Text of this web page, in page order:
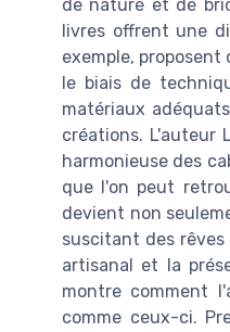
de nature et de
livres offrent une
exemple,
le biais de
matériaux
créations. L'auteur
harmonieuse des
que l'on peut
devient non
suscitant des
artisanal et la
montre comment
comme ceux-ci.